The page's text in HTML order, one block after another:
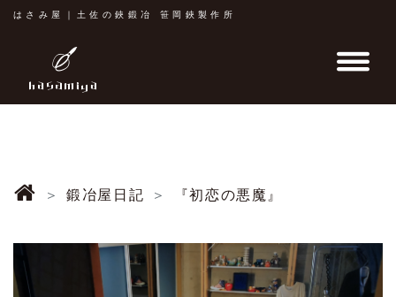
はさみ屋｜土佐の鋏鍛冶 笹岡鋏製作所
鍛冶屋日記 『初恋の悪魔』